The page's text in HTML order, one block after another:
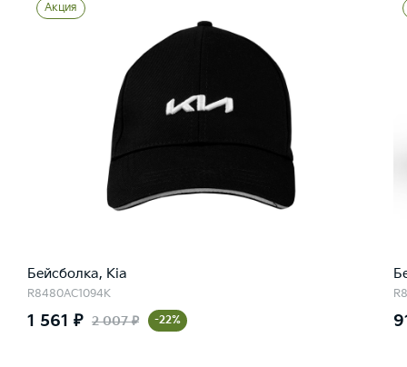
Акция
Бейсболка, Kia
R8480AC1094K
1 561 ₽ 2 007 ₽ -22%